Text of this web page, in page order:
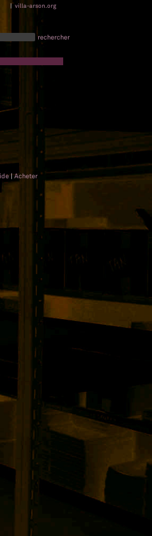
| villa-arson.org
rechercher
|Acheter